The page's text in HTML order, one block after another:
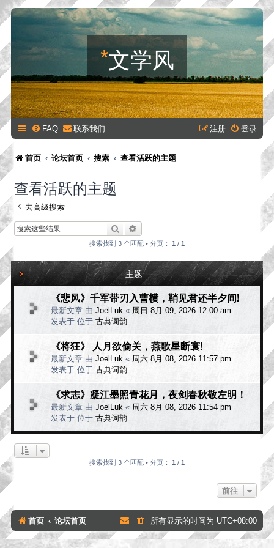
*文学风
FAQ 联系我们 登录
注册
首页 论坛首页 搜索 查看活跃的主题
查看活跃的主题
去高级搜索
搜索
搜索找到 3 个匹配 • 分页： 1 / 1
主题
《悲风》千军带刃入曹横，鞘见君还半夕间!
最新文章 由 JoelLuk « 周日 8月 09, 2026 12:00 am
发表于 位于 古典词韵
《将狂》 人月欲偷关，燕歌星断寰!
最新文章 由 JoelLuk « 周六 8月 08, 2026 11:57 pm
发表于 位于 古典词韵
《求志》凝江墨照青花月，夜剑春秋敬左明！
最新文章 由 JoelLuk « 周六 8月 08, 2026 11:54 pm
发表于 位于 古典词韵
搜索找到 3 个匹配 • 分页： 1 / 1
前往
首页 论坛首页 所有显示的时间为 UTC+08:00